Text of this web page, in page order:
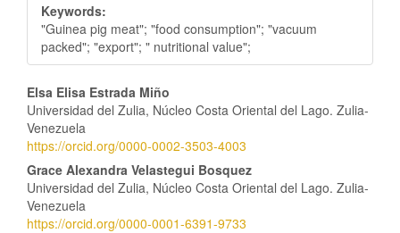
Keywords:
"Guinea pig meat"; "food consumption"; "vacuum
packed"; "export"; " nutritional value";
Contenido
principal
del
artículo
Elsa Elisa Estrada Miño
Universidad del Zulia, Núcleo Costa Oriental del Lago. Zulia-
Venezuela
https://orcid.org/0000-0002-3503-4003
Grace Alexandra Velastegui Bosquez
Universidad del Zulia, Núcleo Costa Oriental del Lago. Zulia-
Venezuela
https://orcid.org/0000-0001-6391-9733